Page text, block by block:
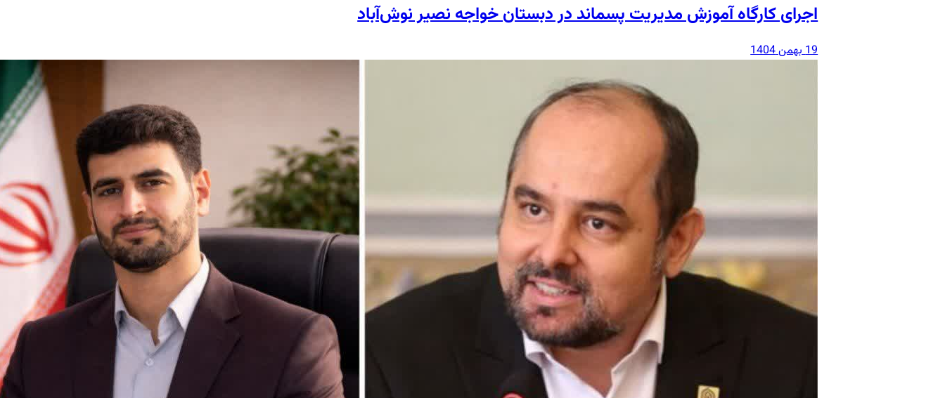
اجرای کارگاه آموزش مدیریت پسماند در دبستان خواجه نصیر نوش‌آباد
19 بهمن 1404